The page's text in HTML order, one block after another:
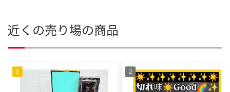
近くの売り場の商品